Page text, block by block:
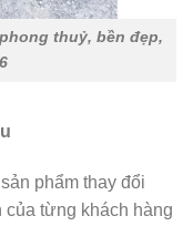
thuỷ, bền đẹp,
phẩm thay đổi
của từng khách hàng